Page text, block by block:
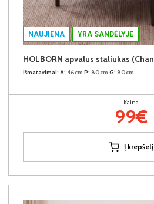
NAUJIENA YRA SANDĖLYJE
Išmatavimai: A: 46cm P: 80cm G: 80cm
Kaina:
99€
Į krepšelį